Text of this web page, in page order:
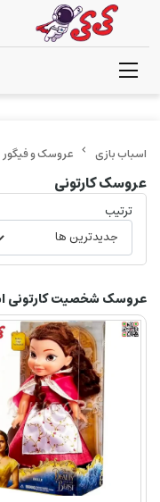
عروسک و فیگور
عروسک کارتونی
ترتیب
عروسک شخصیت کارتونی